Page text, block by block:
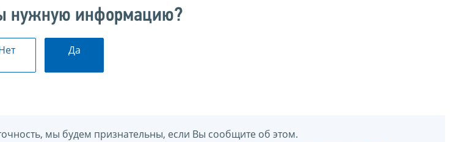
нужную информацию?
Да
мы будем признательны, если Вы сообщите об этом.